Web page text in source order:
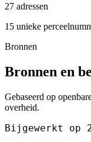
27 adressen
15 unieke
Bronnen
Bronnen en
Gebaseerd op
overheid.
Bijgewerkt op